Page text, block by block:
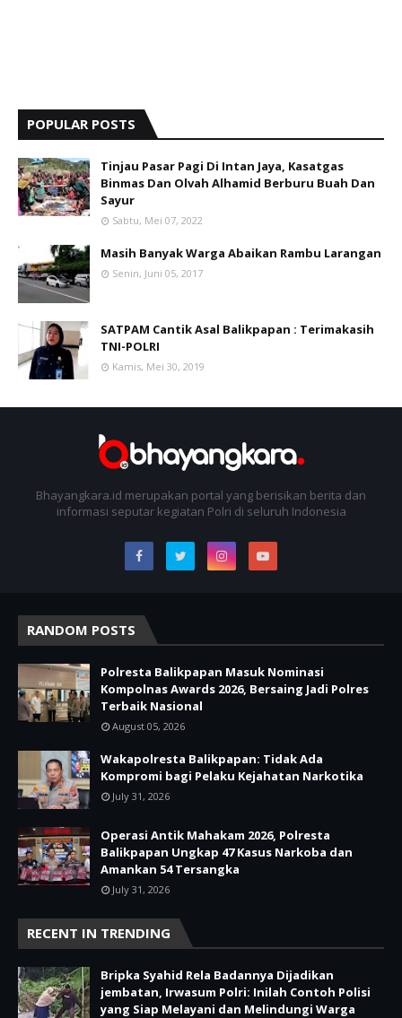
POPULAR POSTS
Tinjau Pasar Pagi Di Intan Jaya, Kasatgas
Binmas Dan Olvah Alhamid Berburu Buah Dan
Sayur
Sabtu, Mei 07, 2022
Masih Banyak Warga Abaikan Rambu Larangan
Senin, Juni 05, 2017
SATPAM Cantik Asal Balikpapan : Terimakasih
TNI-POLRI
Kamis, Mei 30, 2019
Bhayangkara.id merupakan portal yang berisikan berita dan
informasi seputar kegiatan Polri di seluruh Indonesia
RANDOM POSTS
Polresta Balikpapan Masuk Nominasi
Kompolnas Awards 2026, Bersaing Jadi Polres
Terbaik Nasional
August 05, 2026
Wakapolresta Balikpapan: Tidak Ada
Kompromi bagi Pelaku Kejahatan Narkotika
July 31, 2026
Operasi Antik Mahakam 2026, Polresta
Balikpapan Ungkap 47 Kasus Narkoba dan
Amankan 54 Tersangka
July 31, 2026
RECENT IN TRENDING
Bripka Syahid Rela Badannya Dijadikan
jembatan, Irwasum Polri: Inilah Contoh Polisi
yang Siap Melayani dan Melindungi Warga